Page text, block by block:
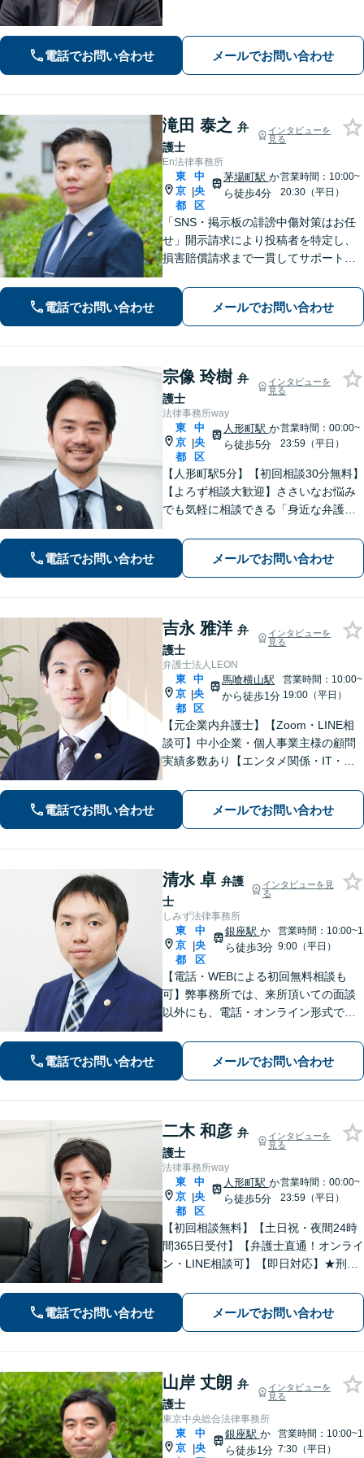
お伺いいたします。
電話でお問い合わせ メールでお問い合わせ
滝田 泰之 弁
護士
インタビューを
見る
En法律事務所
東
京
都
|
中
央
区
茅場町駅 か
ら徒歩4分
営業時間：10:00~
20:30（平日）
「SNS・掲示板の誹謗中傷対策はお任
せ」開示請求により投稿者を特定し、
損害賠償請求まで一貫してサポート
士：法的に難しい問題でも尽力」【初
回相談60分無料】【弁護士直通電話相
談可】【来所一切不要】【夜間・休日
面談可】
電話でお問い合わせ メールでお問い合わせ
宗像 玲樹 弁
護士
インタビューを
見る
法律事務所way
東
京
都
|
中
央
区
人形町駅 か
ら徒歩5分
営業時間：00:00~
23:59（平日）
【人形町駅5分】【初回相談30分無料】
【よろず相談大歓迎】ささいなお悩み
でも気軽に相談できる「身近な弁護
お悩みに親身に寄り添い、明るい未来
を歩めるように精一杯サポートいたし
ます。【電話相談対応】【休日・夜間
対応】
電話でお問い合わせ メールでお問い合わせ
吉永 雅洋 弁
護士
インタビューを
見る
弁護士法人LEON
東
京
都
|
中
央
区
馬喰横山駅
から徒歩1分
営業時間：10:00~
19:00（平日）
【元企業内弁護士】【Zoom・LINE相
談可】中小企業・個人事業主様の顧問
実績多数あり【エンタメ関係・IT・知
著作権侵害などは早期相談を！信頼関
係を大切に、迅速かつ誠実に対応【初
回相談30分無料│柔軟な費用体系】
電話でお問い合わせ メールでお問い合わせ
清水 卓 弁護
士
インタビューを見
る
しみず法律事務所
東
京
都
|
中
央
区
銀座駅 か
ら徒歩3分
営業時間：10:00~1
9:00（平日）
【電話・WEBによる初回無料相談も
可】弊事務所では、来所頂いての面談
以外にも、電話・オンライン形式での
にご相談頂くことで、今のご不安が和
らぐとともに、問題解決のために前に
進むことができます。
電話でお問い合わせ メールでお問い合わせ
二木 和彦 弁
護士
インタビューを
見る
法律事務所way
東
京
都
|
中
央
区
人形町駅 か
ら徒歩5分
営業時間：00:00~
23:59（平日）
【初回相談無料】【土日祝・夜間24時
間365日受付】【弁護士直通！オンライ
ン・LINE相談可】【即日対応】★刑事
★債務整理に精通！お任せください！
あなたを全力サポートいたします【人
形町駅徒歩5分】
電話でお問い合わせ メールでお問い合わせ
山岸 丈朗 弁
護士
インタビューを
見る
東京中央総合法律事務所
東
京 |
中
央
銀座駅 か
ら徒歩1分
営業時間：10:00~1
7:30（平日）